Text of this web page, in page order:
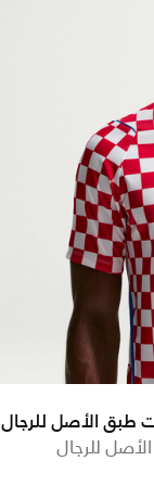
طبق الأصل للرجال
للرجال